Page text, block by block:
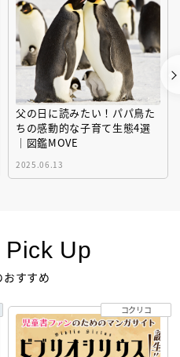
父の日に読みたい！パパ鳥た
ちの感動的な子育て生態4選
｜図鑑MOVE
2025.06.13
Pick Up
すすめ
コクリコ